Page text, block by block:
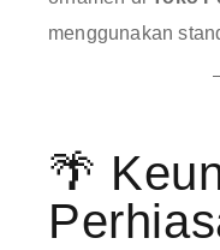
menggunakan
🌴